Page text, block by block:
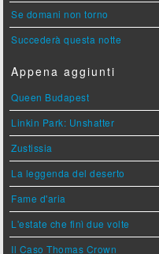
Se domani non torno
Succederà questa notte
Appena aggiunti
Queen Budapest
Linkin Park: Unshatter
Zustissia
La leggenda del deserto
Fame d'aria
L'estate che finì due volte
Il Caso Thomas Crown